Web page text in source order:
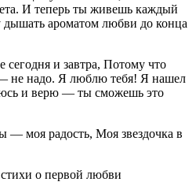
И теперь ты живешь каждый
ароматом любви до конца
сегодня и завтра, Потому что
не надо. Я люблю тебя! Я нашел
и верю — ты сможешь это
— моя радость, Моя звездочка в
о первой любви